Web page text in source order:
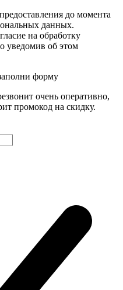
до момента
данных.
на обработку
уведомив об этом
форму
очень оперативно,
промокод на скидку.